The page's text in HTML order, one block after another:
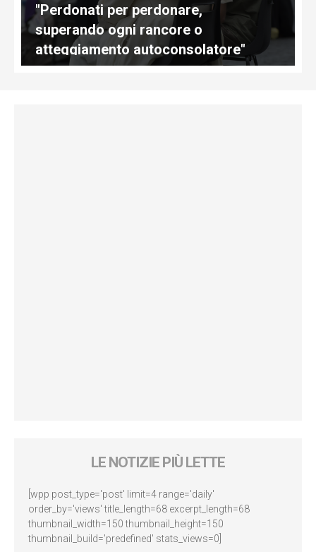
"Perdonati per perdonare,
superando ogni rancore o
atteggiamento autoconsolatore"
LE NOTIZIE PIÙ LETTE
[wpp post_type='post' limit=4 range='daily'
order_by='views' title_length=68 excerpt_length=68
thumbnail_width=150 thumbnail_height=150
thumbnail_build='predefined' stats_views=0]